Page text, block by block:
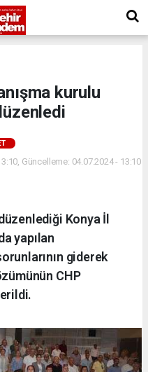
kurulu
Güncelleme: 04.07.2024 - 13:10
Konya İl
yapılan
giderek
CHP